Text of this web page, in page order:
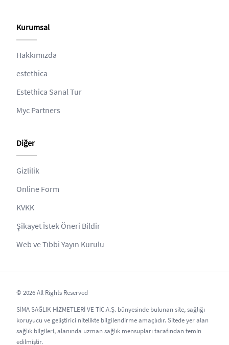
Kurumsal
Hakkımızda
estethica
Estethica Sanal Tur
Myc Partners
Diğer
Gizlilik
Online Form
KVKK
Şikayet İstek Öneri Bildir
Web ve Tıbbi Yayın Kurulu
© 2026 All Rights Reserved
SİMA SAĞLIK HİZMETLERİ VE TİC.A.Ş. bünyesinde bulunan site, sağlığı
koruyucu ve geliştirici nitelikte bilgilendirme amaçlıdır. Sitede yer alan
sağlık bilgileri, alanında uzman sağlık mensupları tarafından temin
edilmiştir.